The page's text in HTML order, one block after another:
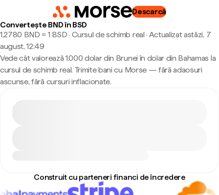
Descarcă
Convertește BND în BSD
1,2780 BND ≈ 1 BSD · Cursul de schimb real · Actualizat astăzi, 7
august, 12:49
Vede cât valorează 1.000 dolar din Brunei în dolar din Bahamas la
cursul de schimb real. Trimite bani cu Morse — fără adaosuri
ascunse, fără cursuri inflacionate.
Construit cu parteneri financi de încredere